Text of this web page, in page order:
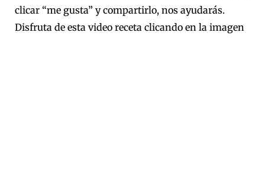
clicar “me gusta” y compartirlo, nos ayudarás.
Disfruta de esta video receta clicando en la imagen